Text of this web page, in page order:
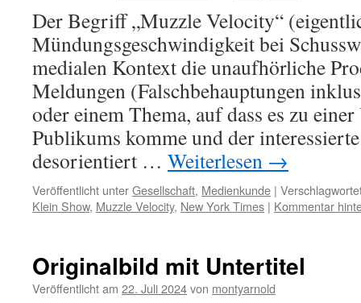
Der Begriff „Muzzle Velocity“
Mündungsgeschwindigkeit bei
medialen Kontext die unaufhörliche
Meldungen (Falschbehauptungen
oder einem Thema, auf dass es zu
Publikums komme und der
desorientiert … Weiterlesen →
Veröffentlicht unterGesellschaft, Medienkunde |
Klein Show, Muzzle Velocity, New York Times | Kommentar
Originalbild mit Untertitel
Veröffentlicht am 22. Juli 2024von montyarnold